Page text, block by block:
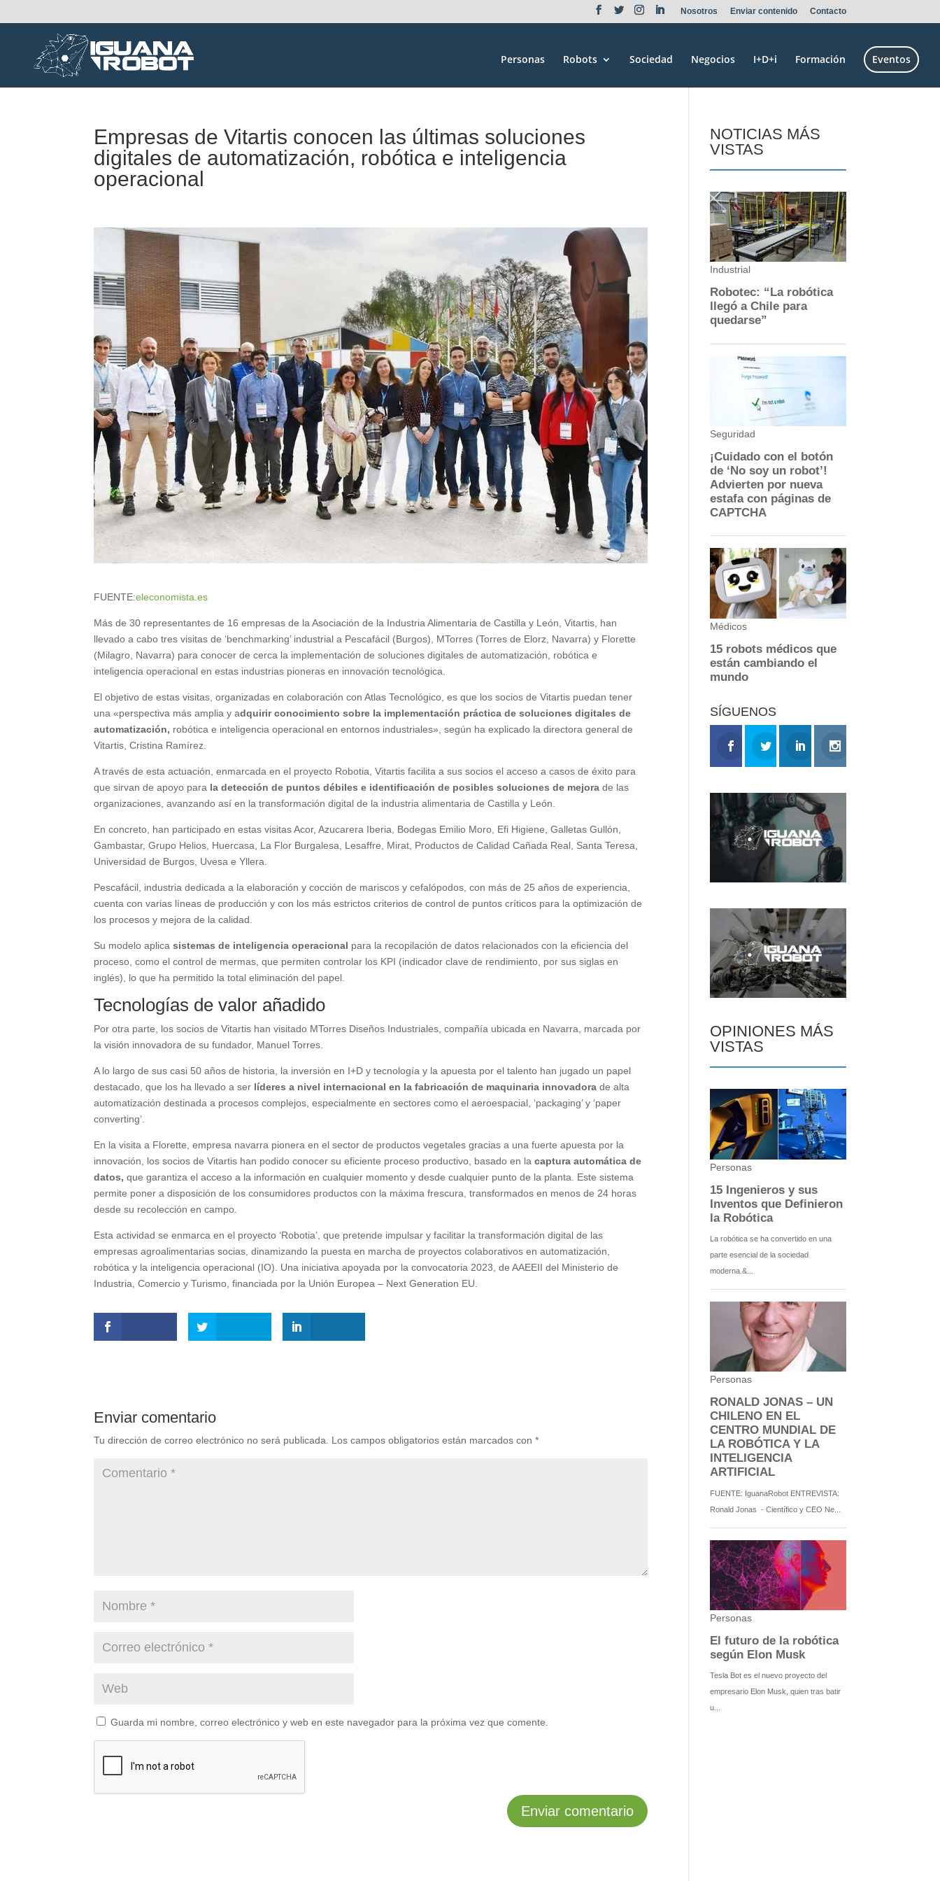
Nosotros Enviar contenido Contacto
Personas Robots Sociedad Negocios I+D+i Formación Eventos
Empresas de Vitartis conocen las últimas soluciones
digitales de automatización, robótica e inteligencia
operacional
FUENTE:eleconomista.es
Más de 30 representantes de 16 empresas de la Asociación de la Industria Alimentaria de Castilla y León, Vitartis, han
llevado a cabo tres visitas de ‘benchmarking’ industrial a Pescafácil (Burgos), MTorres (Torres de Elorz, Navarra) y Florette
(Milagro, Navarra) para conocer de cerca la implementación de soluciones digitales de automatización, robótica e
inteligencia operacional en estas industrias pioneras en innovación tecnológica.
El objetivo de estas visitas, organizadas en colaboración con Atlas Tecnológico, es que los socios de Vitartis puedan tener
una «perspectiva más amplia y adquirir conocimiento sobre la implementación práctica de soluciones digitales de
automatización, robótica e inteligencia operacional en entornos industriales», según ha explicado la directora general de
Vitartis, Cristina Ramírez.
A través de esta actuación, enmarcada en el proyecto Robotia, Vitartis facilita a sus socios el acceso a casos de éxito para
que sirvan de apoyo para la detección de puntos débiles e identificación de posibles soluciones de mejora de las
organizaciones, avanzando así en la transformación digital de la industria alimentaria de Castilla y León.
En concreto, han participado en estas visitas Acor, Azucarera Iberia, Bodegas Emilio Moro, Efi Higiene, Galletas Gullón,
Gambastar, Grupo Helios, Huercasa, La Flor Burgalesa, Lesaffre, Mirat, Productos de Calidad Cañada Real, Santa Teresa,
Universidad de Burgos, Uvesa e Yllera.
Pescafácil, industria dedicada a la elaboración y cocción de mariscos y cefalópodos, con más de 25 años de experiencia,
cuenta con varias líneas de producción y con los más estrictos criterios de control de puntos críticos para la optimización de
los procesos y mejora de la calidad.
Su modelo aplicasistemas de inteligencia operacional para la recopilación de datos relacionados con la eficiencia del
proceso, como el control de mermas, que permiten controlar los KPI (indicador clave de rendimiento, por sus siglas en
inglés), lo que ha permitido la total eliminación del papel.
Tecnologías de valor añadido
Por otra parte, los socios de Vitartis han visitado MTorres Diseños Industriales, compañía ubicada en Navarra, marcada por
la visión innovadora de su fundador, Manuel Torres.
A lo largo de sus casi 50 años de historia, la inversión en I+D y tecnología y la apuesta por el talento han jugado un papel
destacado, que los ha llevado a ser líderes a nivel internacional en la fabricación de maquinaria innovadorade alta
automatización destinada a procesos complejos, especialmente en sectores como el aeroespacial, ‘packaging’ y ‘paper
converting’.
En la visita a Florette, empresa navarra pionera en el sector de productos vegetales gracias a una fuerte apuesta por la
innovación, los socios de Vitartis han podido conocer su eficiente proceso productivo, basado en lacaptura automática de
datos, que garantiza el acceso a la información en cualquier momento y desde cualquier punto de la planta. Este sistema
permite poner a disposición de los consumidores productos con la máxima frescura, transformados en menos de 24 horas
desde su recolección en campo.
Esta actividad se enmarca en el proyecto ‘Robotia’, que pretende impulsar y facilitar la transformación digital de las
empresas agroalimentarias socias, dinamizando la puesta en marcha de proyectos colaborativos en automatización,
robótica y la inteligencia operacional (IO). Una iniciativa apoyada por la convocatoria 2023, de AAEEII del Ministerio de
Industria, Comercio y Turismo, financiada por la Unión Europea – Next Generation EU.
Enviar comentario
Tu dirección de correo electrónico no será publicada. Los campos obligatorios están marcados con*
Guarda mi nombre, correo electrónico y web en este navegador para la próxima vez que comente.
NOTICIAS MÁS
VISTAS
SÍGUENOS
OPINIONES MÁS
VISTAS